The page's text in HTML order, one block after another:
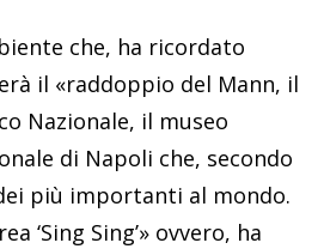
che, ha ricordato
il «raddoppio del Mann, il
Nazionale, il museo
di Napoli che, secondo
più importanti al mondo.
‘Sing Sing’» ovvero, ha